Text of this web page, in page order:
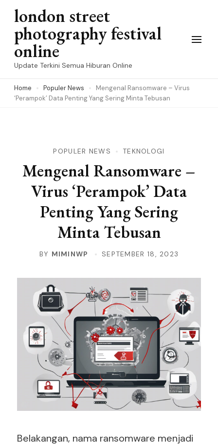
Skip
content
(Press
Enter)
london street
photography festival
online
Update Terkini Semua Hiburan Online
Home Populer News
Mengenal Ransomware – Virus
‘Perampok’ Data Penting Yang Sering Minta Tebusan
POPULER NEWS TEKNOLOGI
Mengenal Ransomware –
Virus ‘Perampok’ Data
Penting Yang Sering
Minta Tebusan
BY MIMINWP SEPTEMBER 18, 2023
Belakangan, nama ransomware menjadi